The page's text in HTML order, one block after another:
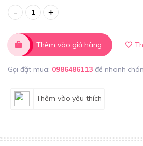
- +
Thêm vào giỏ hàng
Gọi đặt mua: 0986486113 để nhanh
Thêm vào yêu thích